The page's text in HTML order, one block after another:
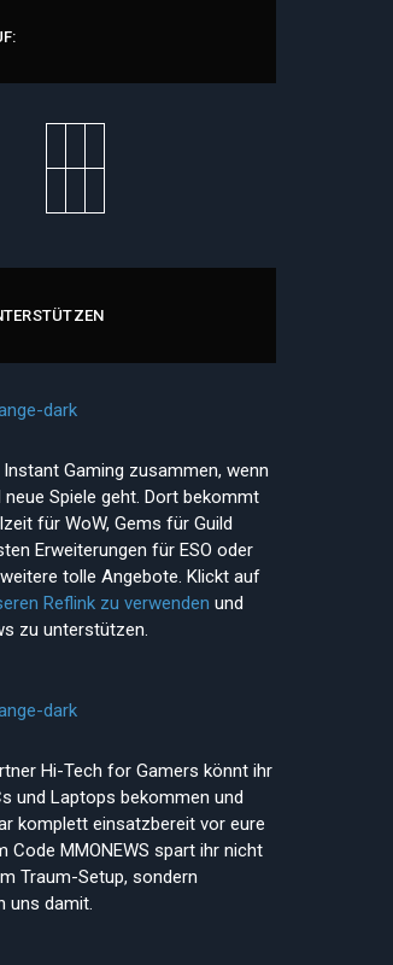
Gaming zusammen, wenn
Spiele geht. Dort bekommt
für WoW, Gems für Guild
Erweiterungen für ESO oder
tolle Angebote. Klickt auf
Reflink zu verwenden und
zu unterstützen.
Hi-Tech for Gamers könnt ihr
und Laptops bekommen und
komplett einsatzbereit vor eure
Code MMONEWS spart ihr nicht
Traum-Setup, sondern
uns damit.